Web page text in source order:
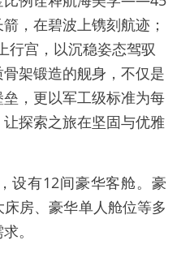
，在碧波上镌刻航迹；
行宫，以沉稳姿态驾驭
架锻造的舰身，不仅是
，更以军工级标准为每
探索之旅在坚固与优雅
设有12间豪华客舱。豪
房、豪华单人舱位等多
。